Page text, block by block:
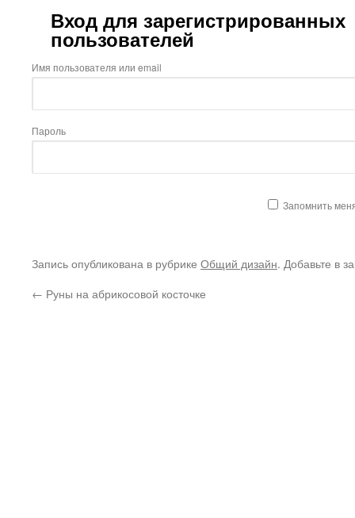
Вход для зарегистрированных
пользователей
Имя пользователя или email
Пароль
Запомнить
Запись опубликована в рубрике Общий дизайн. Добавьте в
← Руны на абрикосовой косточке